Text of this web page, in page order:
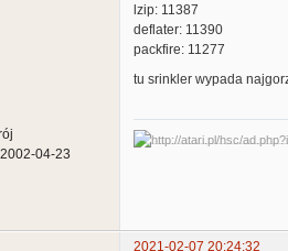
2002-04-23
lzip: 11387
deflater: 11390
packfire: 11277
tu srinkler wypada
2021-02-07 20:24:32